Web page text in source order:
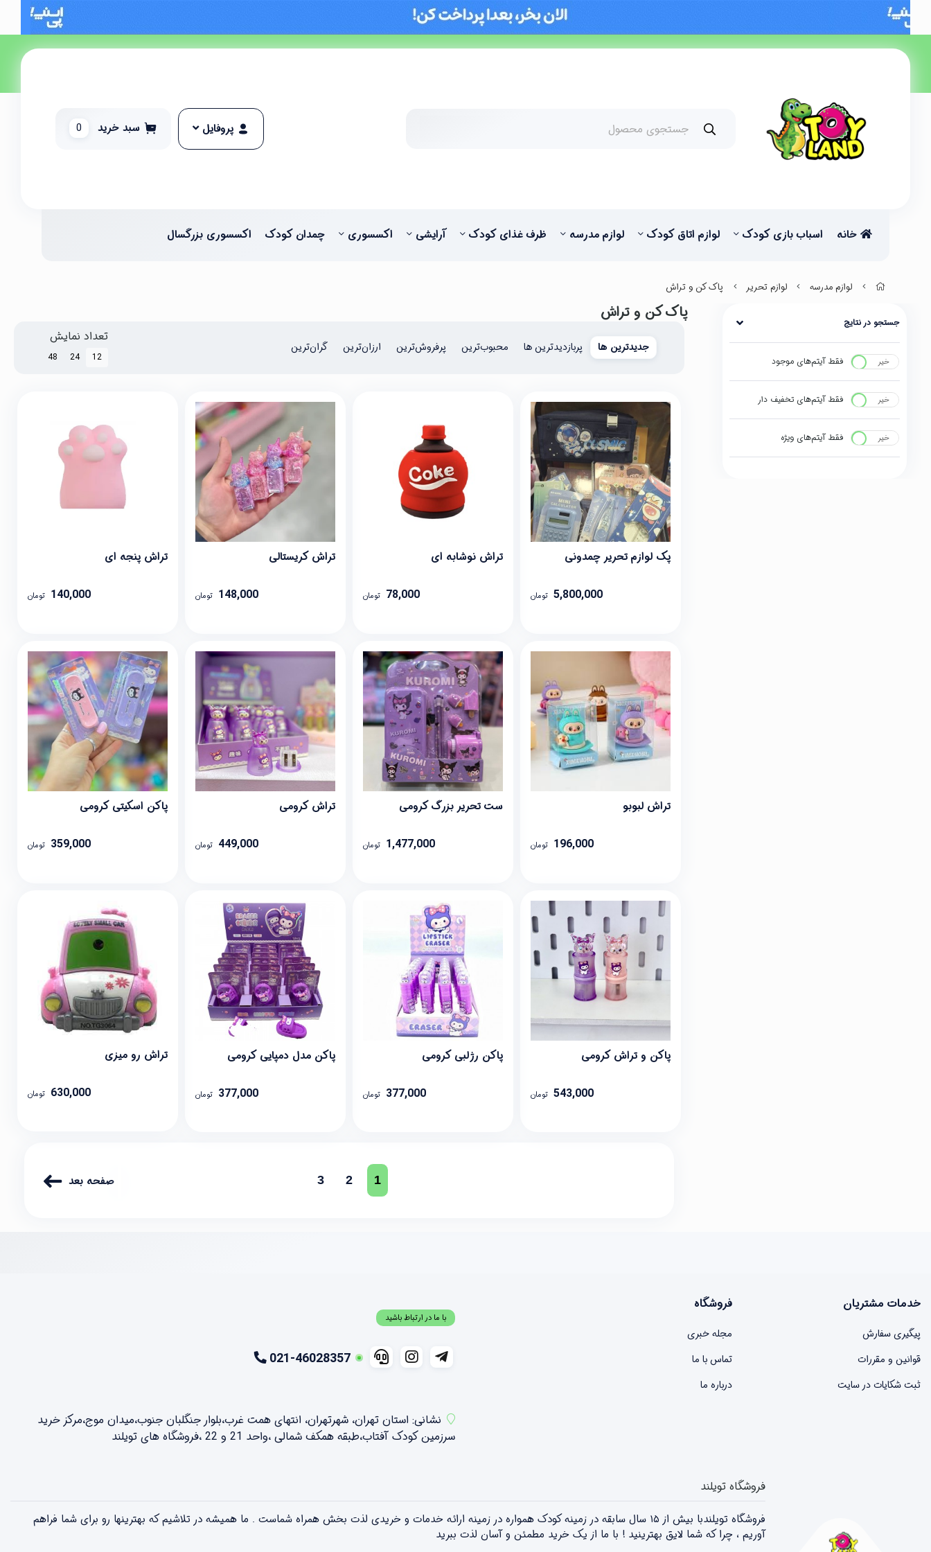
پروفایل سبد خرید 0
خانه اسباب بازی کودک لوازم اتاق کودک لوازم مدرسه ظرف غذای کودک آرایشی اکسسوری چمدان کودک اکسسوری بزرگسال
لوازم مدرسه لوازم تحریر پاک کن و تراش
جستجو در نتایج
بله خیر فقط آیتم‌های موجود
بله خیر فقط آیتم‌های تخفیف دار
بله خیر فقط آیتم‌های ویژه
پاک کن و تراش
جدیدترین ها پربازدیدترین ها محبوب‌‌ترین پرفروش‌ترین ارزان‌ترین گران‌ترین
تعداد نمایش
12
24
48
پک لوازم تحریر چمدونی
5,800,000 تومان
تراش نوشابه ای
78,000 تومان
تراش کریستالی
148,000 تومان
تراش پنجه ای
140,000 تومان
تراش لبوبو
196,000 تومان
ست تحریر بزرگ کرومی
1,477,000 تومان
تراش کرومی
449,000 تومان
پاکن اسکیتی کرومی
359,000 تومان
پاکن و تراش کرومی
543,000 تومان
پاکن رژلبی کرومی
377,000 تومان
پاکن مدل دمپایی کرومی
377,000 تومان
تراش رو میزی
630,000 تومان
1
2
3 صفحه بعد
خدمات مشتریان
پیگیری سفارش
قوانین و مقررات
ثبت شکایات در سایت
فروشگاه
مجله خبری
تماس با ما
درباره ما
با ما در ارتباط باشید
021-46028357
نشانی: استان تهران، شهرتهران، انتهای همت غرب،بلوار جنگلبان جنوب،میدان موج،مرکز خرید
سرزمین کودک آفتاب،طبقه همکف شمالی ،واحد 21 و 22 ،فروشگاه های تویلند
فروشگاه تویلند
فروشگاه تویلندبا بیش از ۱۵ سال سابقه در زمینه کودک همواره در زمینه ارائه خدمات و خریدی لذت بخش همراه شماست . ما همیشه در تلاشیم که بهترینها رو برای شما فراهم
آوریم ، چرا که شما لایق بهترینید ! با ما از یک خرید مطمئن و آسان لذت ببرید